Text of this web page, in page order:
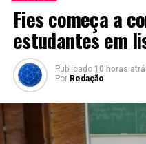
Fies começa a
estudantes em
Publicado 10 horas
Por Redação